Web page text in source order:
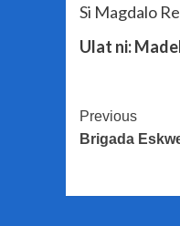
Si Magdalo
Ulat ni:
Post
Previous
Brigada